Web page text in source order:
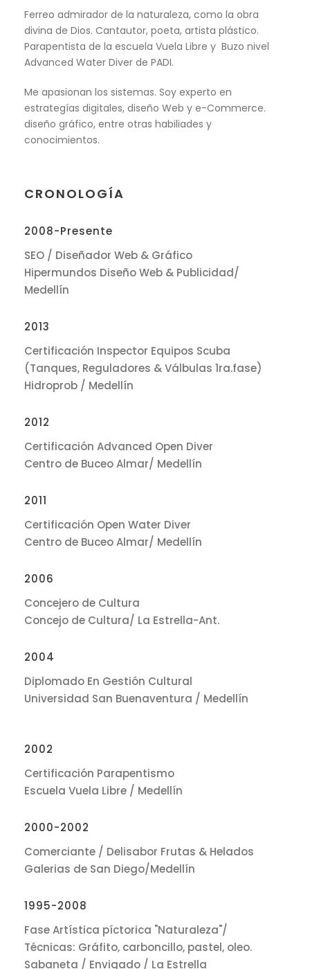
Ferreo admirador de la naturaleza, como la obra
divina de Dios. Cantautor, poeta, artista plástico.
Parapentista de la escuela Vuela Libre y Buzo nivel
Advanced Water Diver de PADI.
Me apasionan los sistemas. Soy experto en
estrategías digitales, diseño Web y e-Commerce.
diseño gráfico, entre otras habiliades y
conocimientos.
CRONOLOGÍA
2008-Presente
SEO / Diseñador Web & Gráfico
Hipermundos Diseño Web & Publicidad/
Medellín
2013
Certificación Inspector Equipos Scuba
(Tanques, Reguladores & Válbulas 1ra.fase)
Hidroprob / Medellín
2012
Certificación Advanced Open Diver
Centro de Buceo Almar/ Medellín
2011
Certificación Open Water Diver
Centro de Buceo Almar/ Medellín
2006
Concejero de Cultura
Concejo de Cultura/ La Estrella-Ant.
2004
Diplomado En Gestión Cultural
Universidad San Buenaventura / Medellín
2002
Certificación Parapentismo
Escuela Vuela Libre / Medellín
2000-2002
Comerciante / Delisabor Frutas & Helados
Galerias de San Diego/Medellín
1995-2008
Fase Artística píctorica "Naturaleza"/
Técnicas: Gráfito, carboncillo, pastel, oleo.
Sabaneta / Envigado / La Estrella